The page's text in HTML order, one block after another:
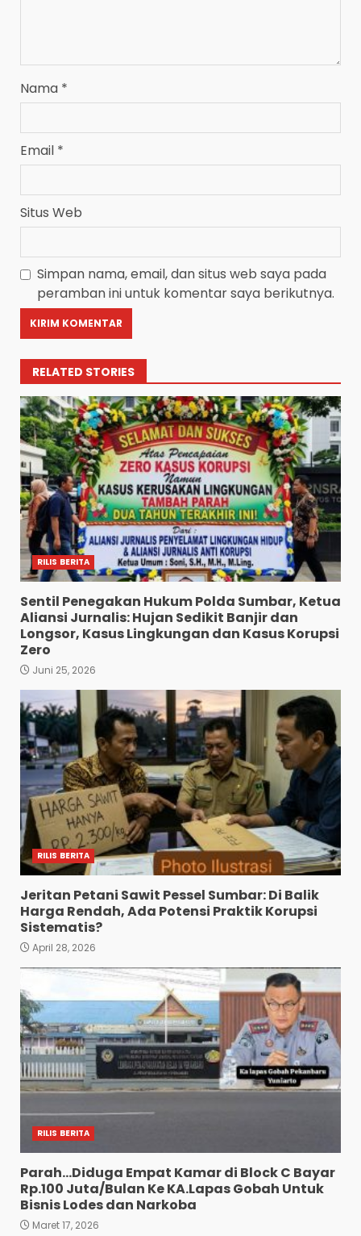
Nama *
Email *
Situs Web
Simpan nama, email, dan situs web saya pada
peramban ini untuk komentar saya berikutnya.
RELATED STORIES
RILIS BERITA
Sentil Penegakan Hukum Polda Sumbar, Ketua
Aliansi Jurnalis: Hujan Sedikit Banjir dan
Longsor, Kasus Lingkungan dan Kasus Korupsi
Zero
Juni 25, 2026
RILIS BERITA
Jeritan Petani Sawit Pessel Sumbar: Di Balik
Harga Rendah, Ada Potensi Praktik Korupsi
Sistematis?
April 28, 2026
RILIS BERITA
Parah…Diduga Empat Kamar di Block C Bayar
Rp.100 Juta/Bulan Ke KA.Lapas Gobah Untuk
Bisnis Lodes dan Narkoba
Maret 17, 2026